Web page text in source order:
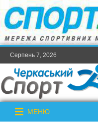
Серпень 7, 2026
МЕНЮ